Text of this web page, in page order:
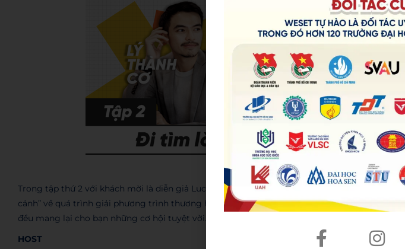
Trong tập thứ 2 với khách mời là diễn giả Lucas Luân Nguyễn và anh Lý Thành Cơ sẽ cho
cảnh” về quá trình giải phương trình thương hiệu, để các bạn thấy được rằng, dù ở lĩnh vực
đều mang lại cho bạn những cơ hội tuyệt vời.
HOST